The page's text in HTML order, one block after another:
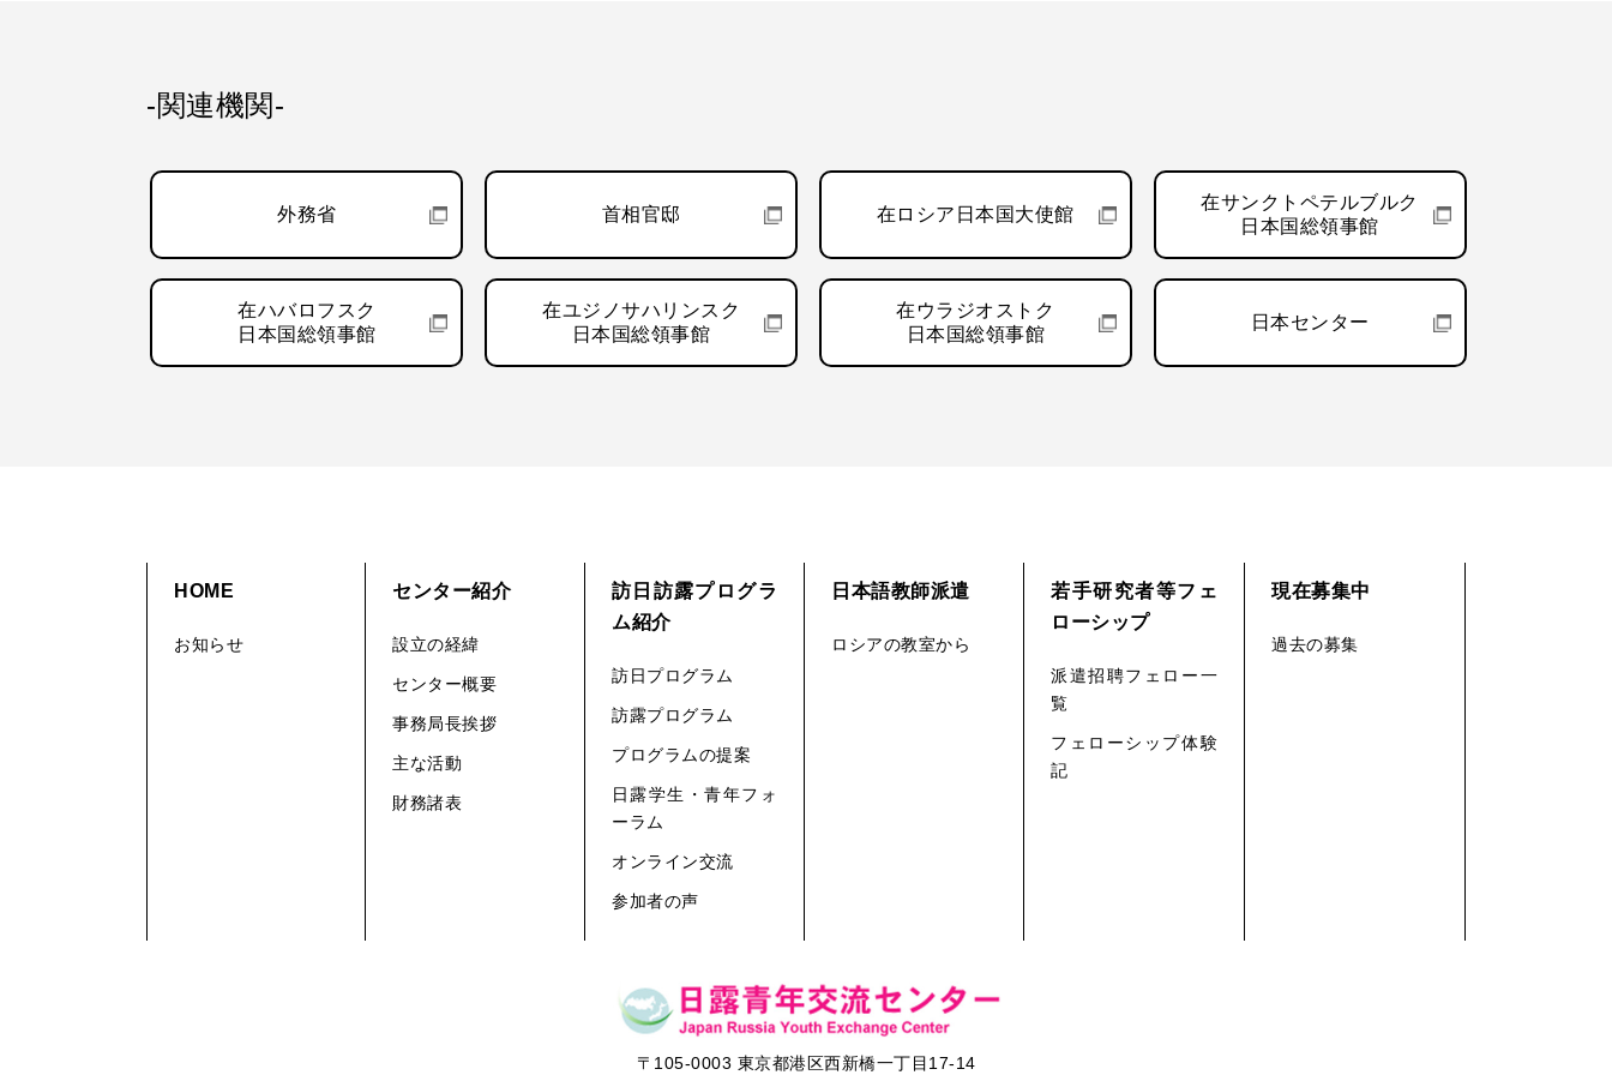
-関連機関-
外務省 首相官邸 在ロシア日本国大使館
在サンクトペテルブルク
日本国総領事館
在ハバロフスク
日本国総領事館
在ユジノサハリンスク
日本国総領事館
在ウラジオストク
日本国総領事館
日本センター
HOME
お知らせ
センター紹介
設立の経緯
センター概要
事務局長挨拶
主な活動
財務諸表
訪日訪露プログラ
ム紹介
訪日プログラム
訪露プログラム
プログラムの提案
日露学生・青年フォ
ーラム
オンライン交流
参加者の声
日本語教師派遣
ロシアの教室から
若手研究者等フェ
ローシップ
派遣招聘フェロー一
覧
フェローシップ体験
記
現在募集中
過去の募集
〒105-0003 東京都港区西新橋一丁目17-14